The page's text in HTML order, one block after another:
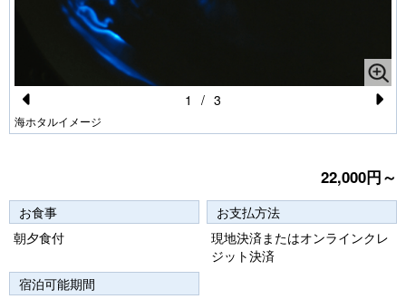
Pr
o
u
海ホタルイメージ
xt
1 / 3
22,000円～
お食事
朝夕食付
お支払方法
現地決済またはオンラインクレ
ジット決済
宿泊可能期間